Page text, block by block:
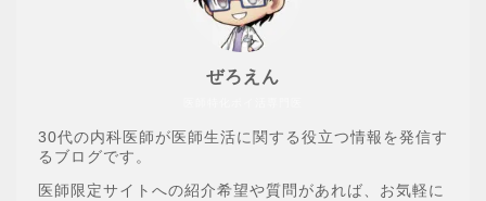
ぜろえん
30代の内科医師が医師生活に関する役立つ情報を発信す
るブログです。
医師限定サイトへの紹介希望や質問があれば、お気軽に